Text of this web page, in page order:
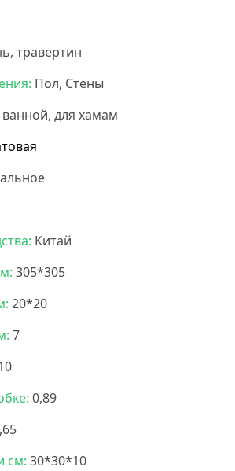
травертин
Пол, Стены
для хамам
Китай
305*305
20*20
7
0,89
см: 30*30*10